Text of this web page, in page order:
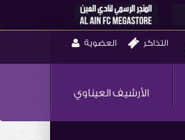
التذاكر العضوية
الأرشيف العيناوي